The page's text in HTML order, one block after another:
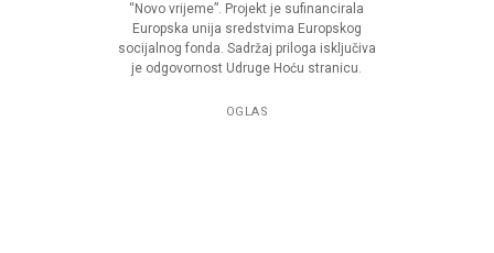
“Novo vrijeme”. Projekt je sufinancirala
Europska unija sredstvima Europskog
socijalnog fonda. Sadržaj priloga isključiva
je odgovornost Udruge Hoću stranicu.
OGLAS